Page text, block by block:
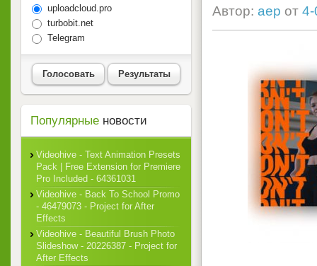
Автор: aep от 4-
uploadcloud.pro
turbobit.net
Telegram
Голосовать Результаты
Популярные новости
Videohive - Text Animation Presets
Pack | Free Extension for Premiere
Pro Included - 64361031
Videohive - Back To School Promo
- 46479073 - Project for After
Effects
Videohive - Beautiful Brush Photo
Slideshow - 20226387 - Project for
After Effects